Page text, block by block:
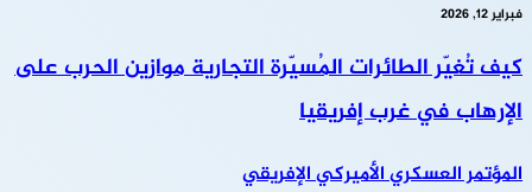
فبراير 12, 2026
كيف تُغيّر الطائرات المُسيّرة التجارية موازين الحرب على
الإرهاب في غرب إفريقيا
المؤتمر العسكري الأميركي الإفريقي